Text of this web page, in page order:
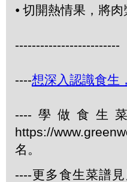
⦁ 切開熱情果，將
-------------------------
----想深入認識食生
----學做食生
https://
名。
----更多食生菜譜